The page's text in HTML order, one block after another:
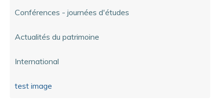
Conférences - journées d'études
Actualités du patrimoine
International
test image